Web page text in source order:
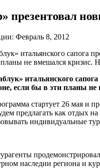
презентовал
Февраль 8, 2012
итальянского сапога
не вмешался кризис.
итальянского
если бы в эти планы не
стартует 26 мая и
предлагать как отдых
индивидуальные
наследии региона и